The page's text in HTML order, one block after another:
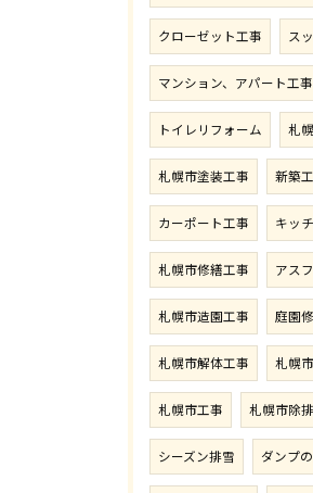
クローゼット工事 ス
マンション、アパート工事
トイレリフォーム 札
札幌市塗装工事 新築
カーポート工事 キッ
札幌市修繕工事 アス
札幌市造園工事 庭園
札幌市解体工事 札幌
札幌市工事 札幌市除
シーズン排雪 ダンプ